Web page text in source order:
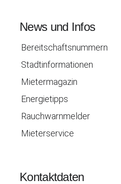
News und Infos
Bereitschaftsnummern
Stadtinformationen
Mietermagazin
Energietipps
Rauchwarnmelder
Mieterservice
Kontaktdaten